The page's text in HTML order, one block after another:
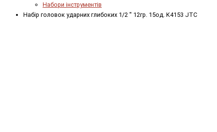
Набори інструментів
Набір головок ударних глибоких 1/2 '' 12гр. 15од. K4153 JTC